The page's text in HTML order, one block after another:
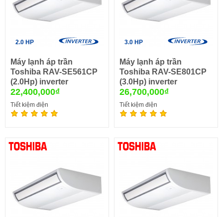
2.0 HP
Máy lạnh áp trần
Toshiba RAV-SE561CP
(2.0Hp) inverter
22,400,000₫
Tiết kiệm điện
3.0 HP
Máy lạnh áp trần
Toshiba RAV-SE801CP
(3.0Hp) inverter
26,700,000₫
Tiết kiệm điện